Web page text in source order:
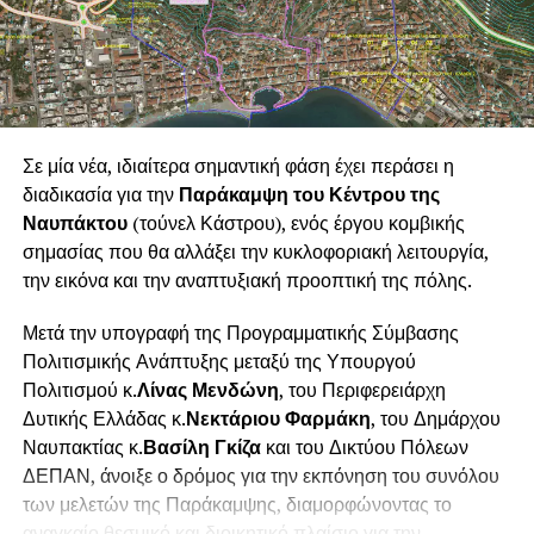
Σταυροπούλου,Αρετή Καλαντζή, Σοφία Τσιώτα,
Μάρθα Καραλή, Μαριέττα Φούντζουλα,Θάλεια
Μπανιά,Μελίνα ΦούντζουλακαιΚωνσταντίνα
Μπανιά.
Ιδιαίτερη σημασία έχει το γεγονός ότι πρόκειται για μία
ναυπακτιακή καλλιτεχνική παραγωγή. Ο Δήμος
Ναυπακτίας στήριξε έμπρακτα τη συγκεκριμένη
δημιουργική προσπάθεια, καλύπτοντας εξ ολοκλήρου τη
χρηματοδότηση της παραγωγής και παρέχοντας στους
ανθρώπους της τη δυνατότητα να παρουσιάσουν το έργο
τους. Η επιλογή αυτή δεν αποτελεί μία μεμονωμένη
πρωτοβουλία, αλλά εντάσσεται σε μίαευρύτερη και
σταθερή πολιτική του Δήμου Ναυπακτίας για την
ενίσχυση και ανάδειξη της τοπικής καλλιτεχνικής
δημιουργίας. Μέσα από το πρόγραμμα των πολιτιστικών
του εκδηλώσεων, ο Δήμος επενδύει συστηματικά στους
καλλιτέχνες της πόλης και της ευρύτερης περιοχής,
δημιουργώντας ευκαιρίες έκφρασης, συνεργασίας και
Σε μία νέα, ιδιαίτερα σημαντική φάση έχει περάσει η
διαδικασία για την Παράκαμψη του Κέντρου της
Ναυπάκτου(τούνελ Κάστρου), ενός έργου κομβικής
σημασίας που θα αλλάξει την κυκλοφοριακή λειτουργία,
την εικόνα και την αναπτυξιακή προοπτική της πόλης.
Μετά την υπογραφή της Προγραμματικής Σύμβασης
Πολιτισμικής Ανάπτυξης μεταξύ της Υπουργού
Πολιτισμού κ.Λίνας Μενδώνη, του Περιφερειάρχη
Δυτικής Ελλάδας κ.Νεκτάριου Φαρμάκη, του Δημάρχου
Ναυπακτίας κ.Βασίλη Γκίζακαι του Δικτύου Πόλεων
ΔΕΠΑΝ, άνοιξε ο δρόμος για την εκπόνηση του συνόλου
των μελετών της Παράκαμψης, διαμορφώνοντας το